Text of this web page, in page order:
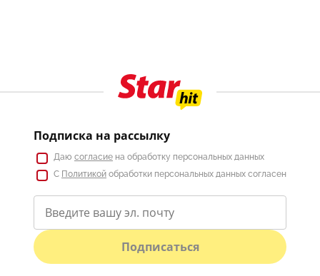
Подписка на рассылку
Даю согласие на обработку персональных данных
С Политикой обработки персональных данных согласен
Подписаться